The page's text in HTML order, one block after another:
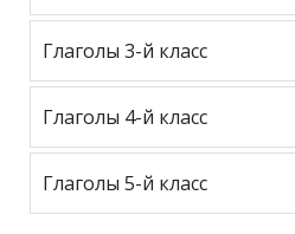
Глаголы 3-й класс
Глаголы 4-й класс
Глаголы 5-й класс